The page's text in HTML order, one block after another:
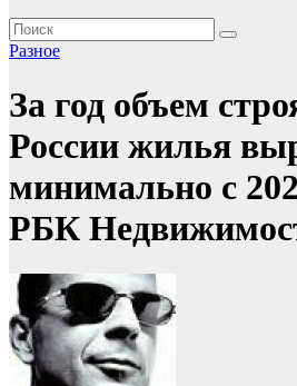
Разное
За год объем
России жилья
минимально с
РБК